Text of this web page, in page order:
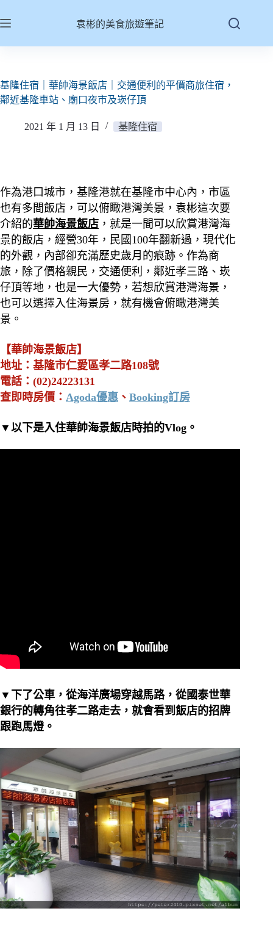
至
容
袁彬的美食旅遊筆記
基隆住宿｜華帥海景飯店｜交通便利的平價商旅住宿，
鄰近基隆車站、廟口夜市及崁仔頂
2021 年 1 月 13 日 基隆住宿
作為港口城市，基隆港就在基隆市中心內，市區
也有多間飯店，可以俯瞰港灣美景，袁彬這次要
介紹的華帥海景飯店 ，就是一間可以欣賞港灣海
景的飯店，經營30年，民國100年翻新過，現代化
的外觀，內部卻充滿歷史歲月的痕跡。 作為商
旅，除了價格親民，交通便利，鄰近孝三路、崁
仔頂等地，也是一大優勢，若想欣賞港灣海景，
也可以選擇入住海景房，就有機會俯瞰港灣美
景。
【華帥海景飯店】
地址：基隆市仁愛區孝二路108號
電話：(02)24223131
查即時房價： Agoda優惠 、 Booking訂房
▼以下是入住華帥海景飯店時拍的Vlog。
▼下了公車，從海洋廣場穿越馬路，從國泰世華
銀行的轉角往孝二路走去，就會看到飯店的招牌
跟跑馬燈。